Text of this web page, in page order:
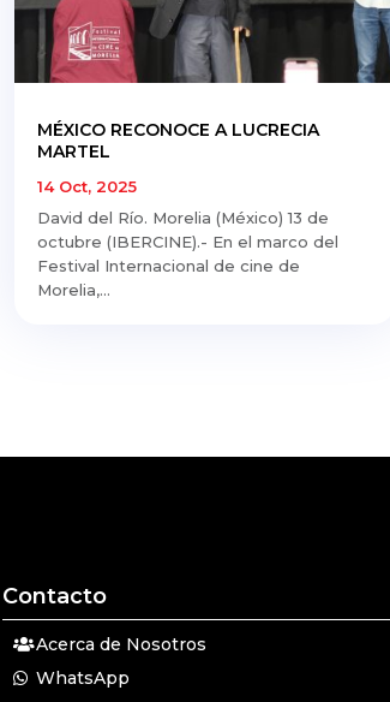
MÉXICO RECONOCE A LUCRECIA
MARTEL
14 Oct, 2025
David del Río. Morelia (México) 13 de
octubre (IBERCINE).- En el marco del
Festival Internacional de cine de
Morelia,...
Contacto
Acerca de Nosotros
WhatsApp